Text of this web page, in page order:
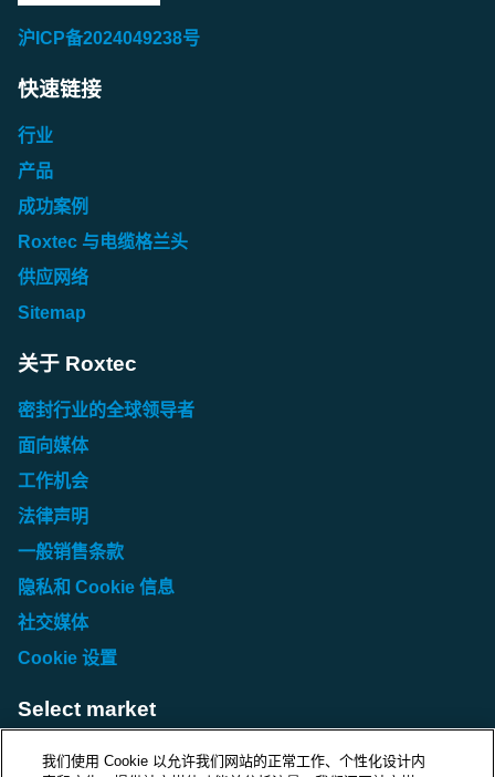
沪ICP备2024049238号
快速链接
行业
产品
成功案例
Roxtec 与电缆格兰头
供应网络
Sitemap
关于 Roxtec
密封行业的全球领导者
面向媒体
工作机会
法律声明
一般销售条款
隐私和 Cookie 信息
社交媒体
Cookie 设置
Select market
Choose local site
我们使用 Cookie 以允许我们网站的正常工作、个性化设计内